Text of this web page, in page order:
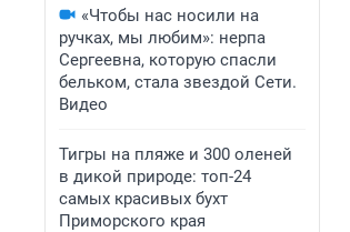
«Чтобы нас носили на
ручках, мы любим»: нерпа
Сергеевна, которую спасли
бельком, стала звездой Сети.
Видео
Тигры на пляже и 300 оленей
в дикой природе: топ-24
самых красивых бухт
Приморского края